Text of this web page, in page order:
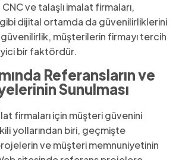
ve talaşlı imalat firmaları,
dijital ortamda da güvenilirliklerini
müşterilerin firmayı tercih
bir faktördür.
Referansların ve
Sunulması
firmaları için müşteri güvenini
yollarından biri, geçmişte
ve müşteri memnuniyetinin